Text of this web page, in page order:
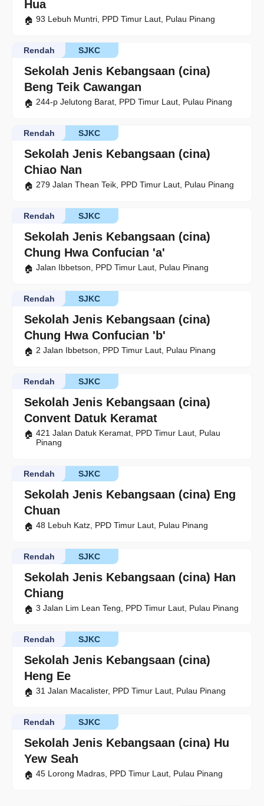
Hua
93 Lebuh Muntri, PPD Timur Laut, Pulau Pinang
Sekolah Jenis Kebangsaan (cina)
Beng Teik Cawangan
SJKC
Rendah
244-p Jelutong Barat, PPD Timur Laut, Pulau Pinang
Sekolah Jenis Kebangsaan (cina)
Chiao Nan
SJKC
Rendah
279 Jalan Thean Teik, PPD Timur Laut, Pulau Pinang
Sekolah Jenis Kebangsaan (cina)
Chung Hwa Confucian 'a'
SJKC
Rendah
Jalan Ibbetson, PPD Timur Laut, Pulau Pinang
Sekolah Jenis Kebangsaan (cina)
Chung Hwa Confucian 'b'
SJKC
Rendah
2 Jalan Ibbetson, PPD Timur Laut, Pulau Pinang
Sekolah Jenis Kebangsaan (cina)
Convent Datuk Keramat
SJKC
Rendah
421 Jalan Datuk Keramat, PPD Timur Laut, Pulau
Pinang
Sekolah Jenis Kebangsaan (cina) Eng
Chuan
SJKC
Rendah
48 Lebuh Katz, PPD Timur Laut, Pulau Pinang
Sekolah Jenis Kebangsaan (cina) Han
Chiang
SJKC
Rendah
3 Jalan Lim Lean Teng, PPD Timur Laut, Pulau Pinang
Sekolah Jenis Kebangsaan (cina)
Heng Ee
SJKC
Rendah
31 Jalan Macalister, PPD Timur Laut, Pulau Pinang
Sekolah Jenis Kebangsaan (cina) Hu
Yew Seah
SJKC
Rendah
45 Lorong Madras, PPD Timur Laut, Pulau Pinang